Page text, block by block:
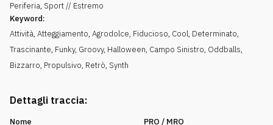
Periferia, Sport // Estremo
Keyword:
Attività, Atteggiamento, Agrodolce, Fiducioso, Cool, Determinato,
Trascinante, Funky, Groovy, Halloween, Campo Sinistro, Oddballs,
Bizzarro, Propulsivo, Retrò, Synth
Dettagli traccia:
Nome
PRO / MRO